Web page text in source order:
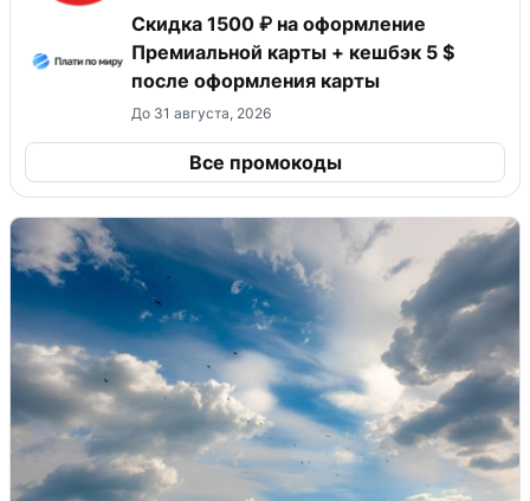
Скидка 1500 ₽ на оформление
Премиальной карты + кешбэк 5 $
после оформления карты
До 31 августа, 2026
Все промокоды